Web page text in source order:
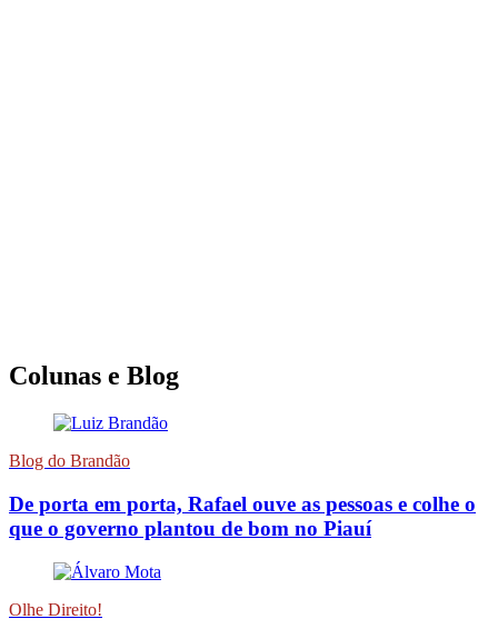
Colunas e Blog
Blog do Brandão
De porta em porta, Rafael ouve as pessoas e colhe o
que o governo plantou de bom no Piauí
Olhe Direito!